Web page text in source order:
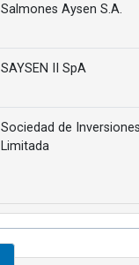
Salmones Aysen S.A.
SAYSEN II SpA
Sociedad de
Limitada